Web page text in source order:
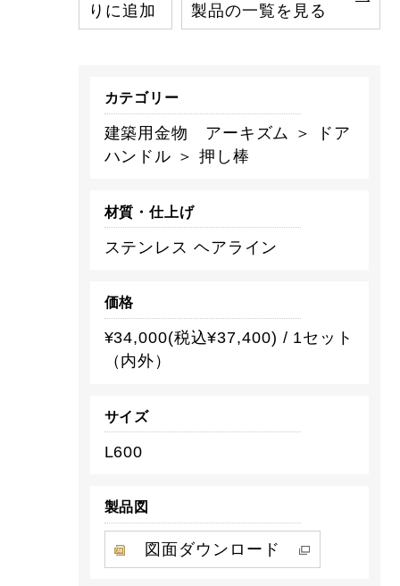
りに追加
製品の一覧を見る
カテゴリー
建築用金物 アーキズム ＞ ドア
ハンドル ＞ 押し棒
材質・仕上げ
ステンレス ヘアライン
価格
¥34,000(税込¥37,400) / 1セット
（内外）
サイズ
L600
製品図
図面ダウンロード